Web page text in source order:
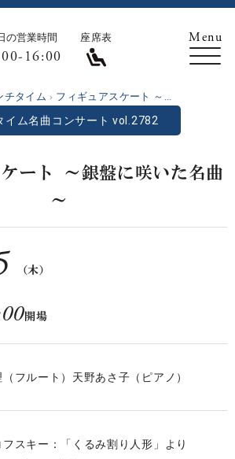
の営業時間
16:00
座席表
チタイム フィギュアスケート ～...
イム名曲コンサート vol.2782
ート ～銀盤に咲いた名曲
～
（木）
開場
フルート）天野あさ子（ピアノ）
スキー：「くるみ割り人形」より